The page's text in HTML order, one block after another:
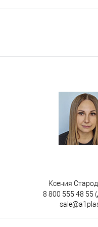
Ксения
8 800 555 48 55